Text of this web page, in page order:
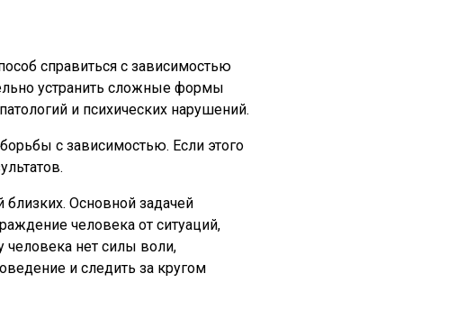
справиться с зависимостью
устранить сложные формы
и психических нарушений.
с зависимостью. Если этого
близких. Основной задачей
человека от ситуаций,
человека нет силы воли,
и следить за кругом